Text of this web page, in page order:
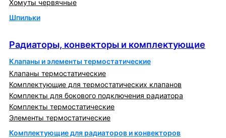
Хомуты червячные
Шпильки
Радиаторы, конвекторы и комплектующие
Клапаны и элементы термостатические
Клапаны термостатические
Комплектующие для термостатических клапанов
Комплекты для бокового подключения радиатора
Комплекты термостатические
Элементы термостатические
Комплектующие для радиаторов и конвекторов